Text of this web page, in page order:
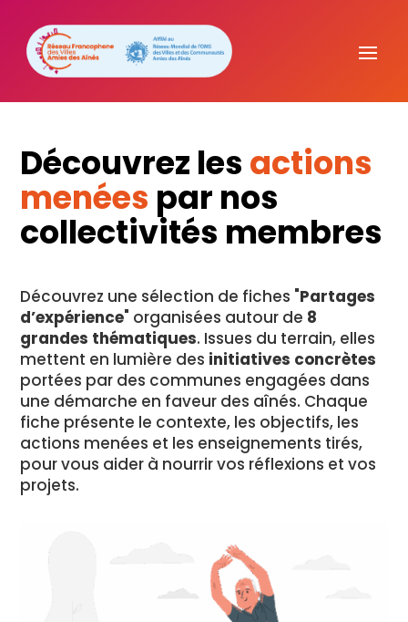
Découvrez les actions
menées par nos
collectivités membres
Découvrez une sélection de fiches "Partages
d’expérience" organisées autour de 8
grandes thématiques. Issues du terrain, elles
mettent en lumière des initiatives concrètes
portées par des communes engagées dans
une démarche en faveur des aînés. Chaque
fiche présente le contexte, les objectifs, les
actions menées et les enseignements tirés,
pour vous aider à nourrir vos réflexions et vos
projets.